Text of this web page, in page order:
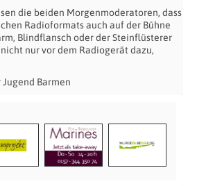
die beiden Morgenmoderatoren, dass
Radioformats auch auf der Bühne
Blindflansch oder der Steinflüsterer
nur vor dem Radiogerät dazu,
Jugend Barmen